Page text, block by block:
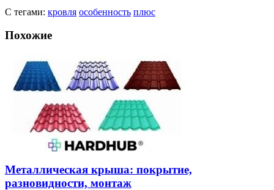
С тегами: кровля особенность плюс
Похожие
Металлическая крыша: покрытие,
разновидности, монтаж